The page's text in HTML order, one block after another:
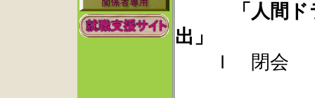
「人間ドラ
出」
Ｉ 閉会